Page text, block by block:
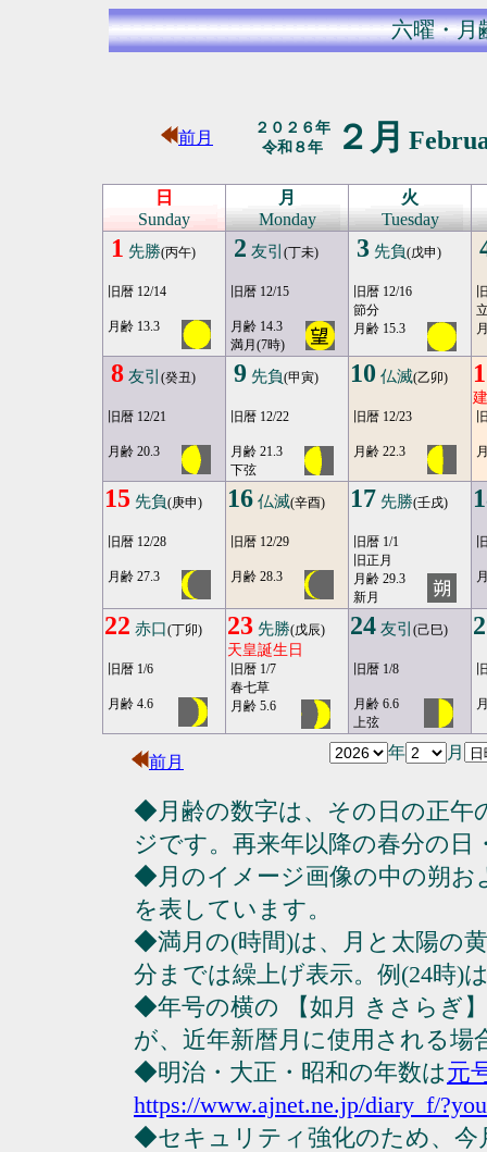
六曜・月
前月
２０２６年
令和８年
２月
日
Sunday
月
Monday
火
Tuesday
1 先勝(丙午)
旧暦 12/14
月齢 13.3
2 友引 (丁未)
旧暦 12/15
月齢 14.3
満月(7時)
3 先負(戊申)
旧暦 12/16
節分
月齢 15.3
8 友引 (癸丑)
旧暦 12/21
月齢 20.3
9 先負(甲寅)
旧暦 12/22
月齢 21.3
下弦
10 仏滅(乙卯)
旧暦 12/23
月齢 22.3
15 先負(庚申)
旧暦 12/28
月齢 27.3
16 仏滅(辛酉)
旧暦 12/29
月齢 28.3
17 先勝(壬戌)
旧暦 1/1
旧正月
月齢 29.3
新月
22 赤口(丁卯)
旧暦 1/6
月齢 4.6
23 先勝(戊辰)
天皇誕生日
旧暦 1/7
春七草
月齢 5.6
24 友引 (己巳)
旧暦 1/8
月齢 6.6
上弦
前月
年 月
◆月齢の数字は、その日の正午
ジです。再来年以降の春分の日
◆月のイメージ画像の中の朔
を表しています。
◆満月の(時間)は、月と太陽の
分までは繰上げ表示。例(24時)
◆年号の横の 【如月 きさらぎ
が、近年新暦月に使用される場
◆明治・大正・昭和の年数は元
https://www.ajnet.ne.jp/diary_f/
◆セキュリティ強化のため、今